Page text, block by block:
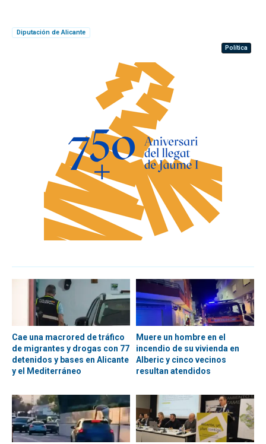
Diputación de Alicante
Política
Cae una macrored de tráfico
de migrantes y drogas con 77
detenidos y bases en Alicante
y el Mediterráneo
Muere un hombre en el
incendio de su vivienda en
Alberic y cinco vecinos
resultan atendidos